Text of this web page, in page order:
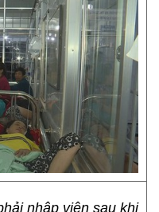
nhập viện sau khi